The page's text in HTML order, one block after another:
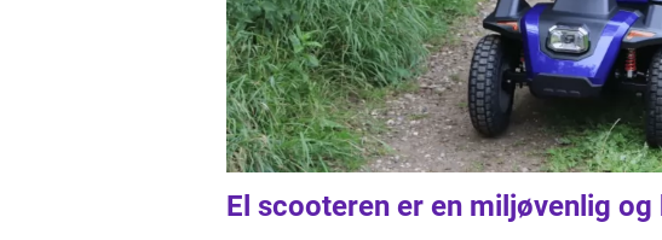
El scooteren er en miljøvenlig